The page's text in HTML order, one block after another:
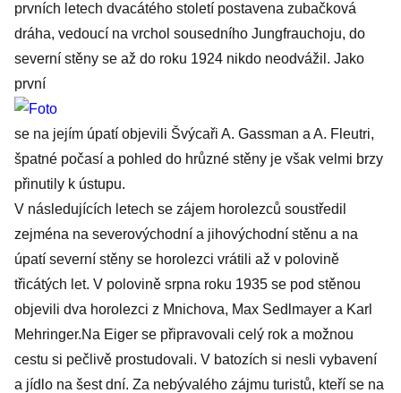
prvních letech dvacátého století postavena zubačková
dráha, vedoucí na vrchol sousedního Jungfrauchoju, do
severní stěny se až do roku 1924 nikdo neodvážil. Jako
první
se na jejím úpatí objevili Švýcaři A. Gassman a A. Fleutri,
špatné počasí a pohled do hrůzné stěny je však velmi brzy
přinutily k ústupu.
V následujících letech se zájem horolezců soustředil
zejména na severovýchodní a jihovýchodní stěnu a na
úpatí severní stěny se horolezci vrátili až v polovině
třicátých let. V polovině srpna roku 1935 se pod stěnou
objevili dva horolezci z Mnichova, Max Sedlmayer a Karl
Mehringer.Na Eiger se připravovali celý rok a možnou
cestu si pečlivě prostudovali. V batozích si nesli vybavení
a jídlo na šest dní. Za nebývalého zájmu turistů, kteří se na